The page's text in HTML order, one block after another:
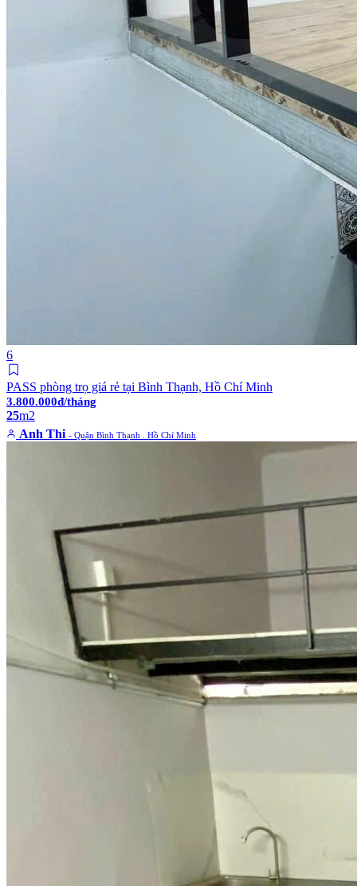
6
PASS phòng trọ giá rẻ tại Bình Thạnh, Hồ Chí Minh
3.800.000đ/tháng
25m2
Anh Thi - Quận Bình Thạnh . Hồ Chí Minh